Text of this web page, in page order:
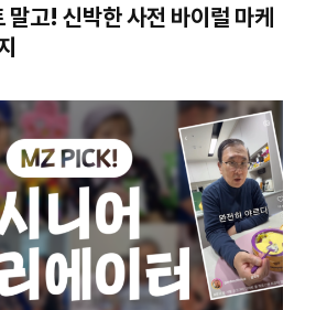
말고! 신박한 사전 바이럴 마케